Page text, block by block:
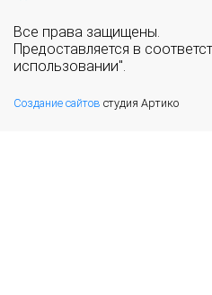
Все права защищены.
Предоставляется в
использовании".
Создание сайтов студия Артико